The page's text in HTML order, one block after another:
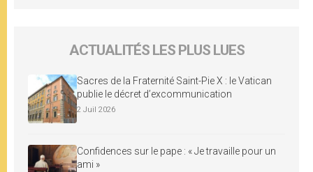
ACTUALITÉS LES PLUS LUES
Sacres de la Fraternité Saint-Pie X : le Vatican
publie le décret d’excommunication
2 Juil 2026
Confidences sur le pape : « Je travaille pour un
ami »